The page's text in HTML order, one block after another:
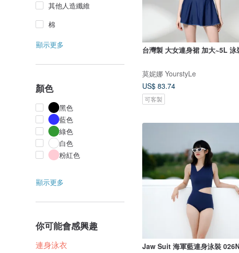
其他人造纖維
棉
顯示更多
顏色
黑色
藍色
綠色
白色
粉紅色
顯示更多
你可能會感興趣
連身泳衣
台灣製 大女連身裙 加大~5L 泳
莫妮娜 YourstyLe
US$ 83.74
可客製
Jaw Suit 海軍藍連身泳裝